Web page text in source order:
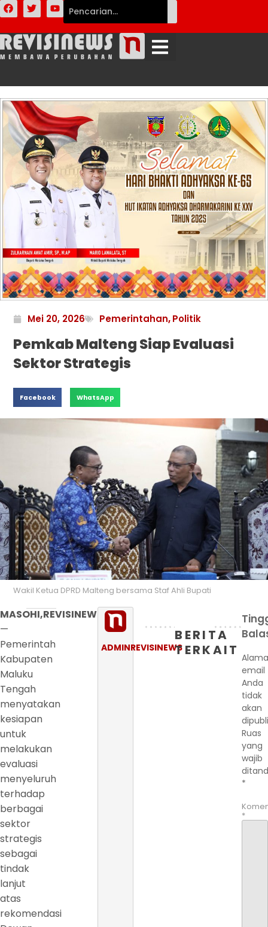
Mei 20, 2026 Pemerintahan,Politik
Pemkab Malteng Siap Evaluasi
Sektor Strategis
Facebook WhatsApp
Wakil Ketua DPRD Malteng bersama Staf Ahli Bupati
MASOHI,REVISINEWS.COM
—
Pemerintah
Kabupaten
Maluku
Tengah
menyatakan
kesiapan
untuk
melakukan
evaluasi
menyeluruh
terhadap
berbagai
sektor
strategis
sebagai
tindak
lanjut
atas
rekomendasi
ADMINREVISINEWS
BERITA
TERKAIT
email
Anda
tidak
akan
Ruas
yang
wajib
*
*